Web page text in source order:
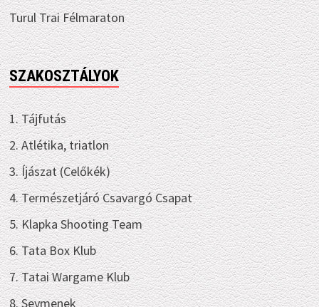
Turul Trai Félmaraton
SZAKOSZTÁLYOK
1. Tájfutás
2. Atlétika, triatlon
3. Íjászat (Celőkék)
4. Természetjáró Csavargó Csapat
5. Klapka Shooting Team
6. Tata Box Klub
7. Tatai Wargame Klub
8. Seymenek